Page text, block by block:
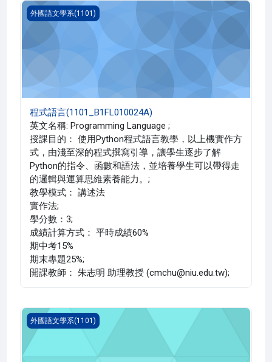
程式語言(1101_B1FL010024A)
外國語文學系(1101)
程式語言(1101_B1FL010024A)
英文名稱: Programming Language ;
授課目的： 使用Python程式語言教學，以上機實作方
式，由淺至深的程式撰寫引導，讓學生逐步了解
Python的指令、函數和語法，並培養學生可以帶得走
的邏輯與運算思維素養能力。;
教學模式： 講述法
實作法;
學分數：3;
成績計算方式： 平時成績60%
期中考15%
期末專題25%;
開課教師： 朱志明 助理教授 (cmchu@niu.edu.tw);
觀光英語(1101_B1FL000171A)
外國語文學系(1101)